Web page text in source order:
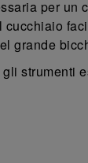
per un
cucchiaio
grande
strumenti